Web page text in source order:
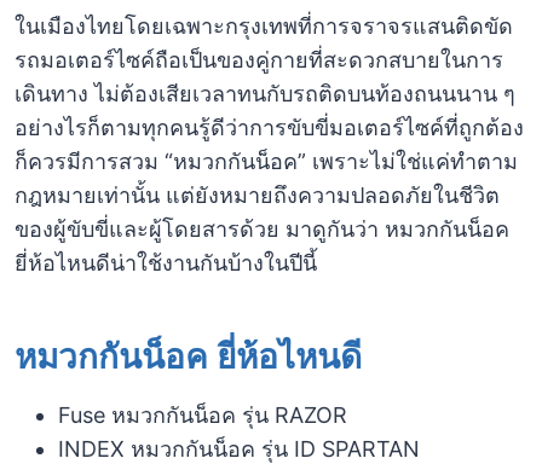
ในเมืองไทยโดยเฉพาะกรุงเทพที่การจราจรแสนติดขัด
รถมอเตอร์ไซค์ถือเป็นของคู่กายที่สะดวกสบายในการ
เดินทาง ไม่ต้องเสียเวลาทนกับรถติดบนท้องถนนนาน ๆ
อย่างไรก็ตามทุกคนรู้ดีว่าการขับขี่มอเตอร์ไซค์ที่ถูกต้อง
ก็ควรมีการสวม “หมวกกันน็อค” เพราะไม่ใช่แค่ทำตาม
กฎหมายเท่านั้น แต่ยังหมายถึงความปลอดภัยในชีวิต
ของผู้ขับขี่และผู้โดยสารด้วย มาดูกันว่า หมวกกันน็อค
ยี่ห้อไหนดีน่าใช้งานกันบ้างในปีนี้
หมวกกันน็อค ยี่ห้อไหนดี
Fuse หมวกกันน็อค รุ่น RAZOR
INDEX หมวกกันน็อค รุ่น ID SPARTAN